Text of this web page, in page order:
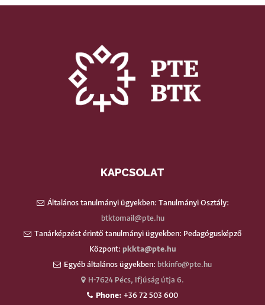
KAPCSOLAT
Általános tanulmányi ügyekben: Tanulmányi Osztály:
btktomail@pte.hu
Tanárképzést érintő tanulmányi ügyekben: Pedagógusképző
Központ: pkkta@pte.hu
Egyéb általános ügyekben: btkinfo@pte.hu
H-7624 Pécs, Ifjúság útja 6.
Phone: +36 72 503 600